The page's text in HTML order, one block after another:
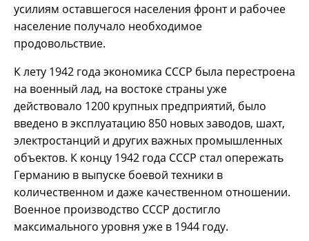
усилиям оставшегося населения фронт и рабочее
население получало необходимое
продовольствие.
К лету 1942 года экономика СССР была перестроена
на военный лад, на востоке страны уже
действовало 1200 крупных предприятий, было
введено в эксплуатацию 850 новых заводов, шахт,
электростанций и других важных промышленных
объектов. К концу 1942 года СССР стал опережать
Германию в выпуске боевой техники в
количественном и даже качественном отношении.
Военное производство СССР достигло
максимального уровня уже в 1944 году.